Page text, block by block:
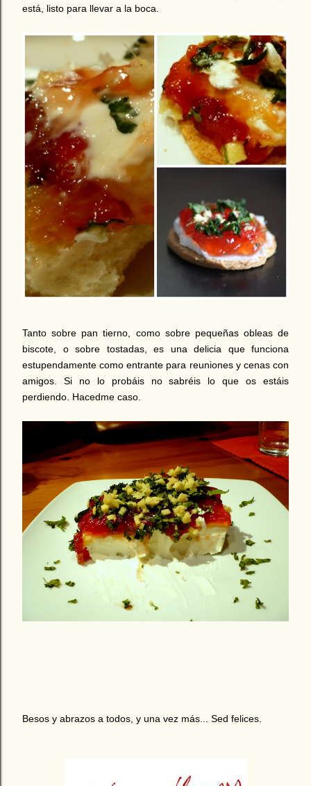
está, listo para llevar a la boca.
Tanto sobre pan tierno, como sobre pequeñas obleas de
biscote, o sobre tostadas, es una delicia que funciona
estupendamente como entrante para reuniones y cenas con
amigos. Si no lo probáis no sabréis lo que os estáis
perdiendo. Hacedme caso.
Besos y abrazos a todos, y una vez más... Sed felices.